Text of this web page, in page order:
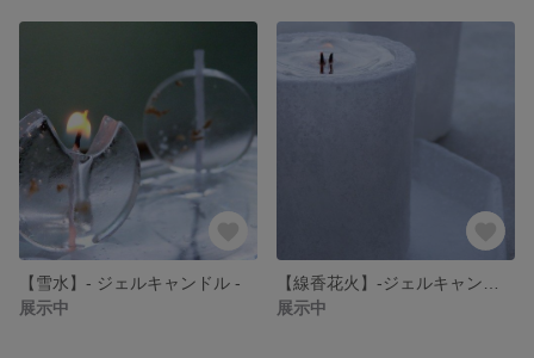
【雪水】- ジェルキャンドル -
展示中
展示中